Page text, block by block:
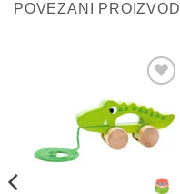
POVEZANI PROIZVODI
proizvod